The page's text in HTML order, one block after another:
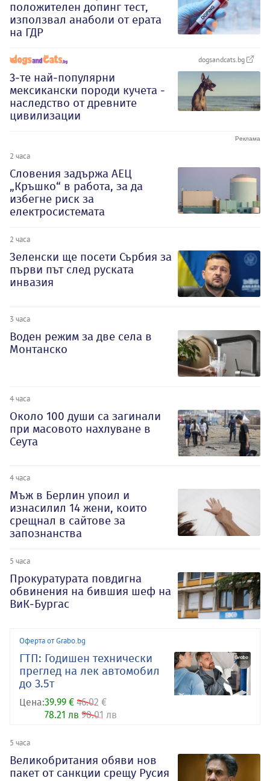
положителен допинг тест,
използвал анаболи от ерата
на ГДР
dogsandcats.bg
3-те най-популярни
мексикански породи кучета -
наследство от древните
цивилизации
2 часа
Словения задържа АЕЦ
„Кръшко“ в работа, за да
избегне риск за
електросистемата
2 часа
Зеленски ще посети Сърбия за
първи път след руската
инвазия
3 часа
Воден режим за две села в
Монтанско
4 часа
Около 100 души са загинали
при масовото нахлуване в
Сеута
4 часа
Мъж в Берлин упоил и
изнасилил 14 жени, които
срещнал в сайтове за
запознанства
5 часа
Прокуратурата повдигна
обвинения на бившия шеф на
ВиК-Бургас
Оферта от Grabo.bg
ГТП: Годишен технически
преглед на лек автомобил
до 3.5т
Цена:39.99 € 46.02 €
78.21 лв 90.01 лв
5 часа
Великобритания обяви нов
пакет от санкции срещу Русия